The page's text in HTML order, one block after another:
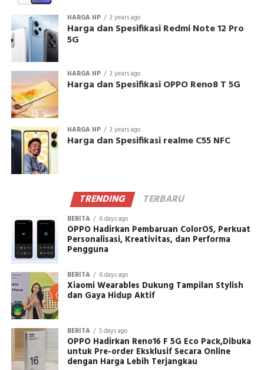
HARGA HP 3 years ago
Harga dan Spesifikasi Redmi Note 12 Pro
5G
HARGA HP 3 years ago
Harga dan Spesifikasi OPPO Reno8 T 5G
HARGA HP 3 years ago
Harga dan Spesifikasi realme C55 NFC
TRENDING TERBARU
BERITA 6 days ago
OPPO Hadirkan Pembaruan ColorOS, Perkuat
Personalisasi, Kreativitas, dan Performa
Pengguna
BERITA 6 days ago
Xiaomi Wearables Dukung Tampilan Stylish
dan Gaya Hidup Aktif
BERITA 5 days ago
OPPO Hadirkan Reno16 F 5G Eco Pack,Dibuka
untuk Pre-order Eksklusif Secara Online
dengan Harga Lebih Terjangkau